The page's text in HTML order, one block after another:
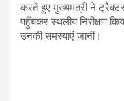
करते हुए मुख्यमंत्री ने
पहुँचकर स्थलीय निरीक्षण
उनकी समस्याएं जानीं।